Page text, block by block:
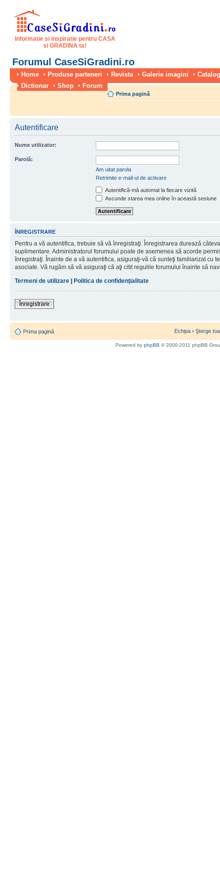
Informatie si inspiratie pentru CASA
si GRADINA ta!
Forumul CaseSiGradini.ro
Home Produse parteneri Revista Galerie imagini
Dictionar
Shop Forum
Prima pagină
Autentificare
Nume utilizator:
Parolă:
Am uitat parola
Retrimite e-mail-ul de activare
Autentifică-mă automat la fiecare vizită
Ascunde starea mea online în această sesiune
ÎNREGISTRARE
Pentru a vă autentifica, trebuie să vă înregistraţi. Înregistrarea durează
suplimentare. Administratorul forumului poate de asemenea să acorde
înregistraţi. Înainte de a vă autentifica, asiguraţi-vă că sunteţi familiarizat cu
asociate. Vă rugăm să vă asiguraţi că aţi citit regulile forumului înainte să
Termeni de utilizare | Politica de confidenţialitate
Înregistrare
Prima pagină Echipa • Şterge
Powered by phpBB © 2000-2011 phpBB